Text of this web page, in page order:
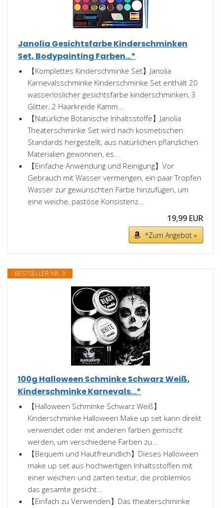
Janolia Gesichtsfarbe Kinderschminken
Set, Bodypainting Farben...*
【Komplettes Kinderschminke Set】Janolia
Karnevalsschminke Kinderschminke Set enthält 20
wasserlöslicher gesichtsfarbe kinderschminken, 3
Glitter, 2 Haarkreide Kamm...
【Natürliche Botanische Inhaltsstoffe】Janolia
Theaterschminke Set wird nach kosmetischen
Standards hergestellt, aus natürlichen pflanzlichen
Materialien gewonnen, es...
【Einfache Anwendung und Reinigung】Vor
Gebrauch mit Wasser vermengen, ein paar Tropfen
Wasser zur gewünschten Farbe hinzufügen, um
eine weiche, pastöse Konsistenz...
19,99 EUR
*Zum Angebot »
BESTSELLER NR. 3
100g Halloween Schminke Schwarz Weiß,
Kinderschminke Karnevals...*
【Halloween Schminke Schwarz Weiß】
Kinderschminke Halloween Make up set kann direkt
verwendet oder mit anderen farben gemischt
werden, um verschiedene Farben zu...
【Bequem und Hautfreundlich】Dieses Halloween
make up set aus hochwertigen Inhaltsstoffen mit
einer weichen und zarten textur, die problemlos
das gesamte gesicht...
【Einfach zu Verwenden】Das theaterschminke